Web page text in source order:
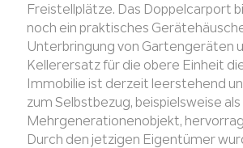
Freistellplätze. Das Doppelcarport
noch ein praktisches
Unterbringung von Gartengeräten
Kellerersatz für die obere Einheit
Immobilie ist derzeit leerstehend
zum Selbstbezug, beispielsweise als
Mehrgenerationenobjekt,
Durch den jetzigen Eigentümer